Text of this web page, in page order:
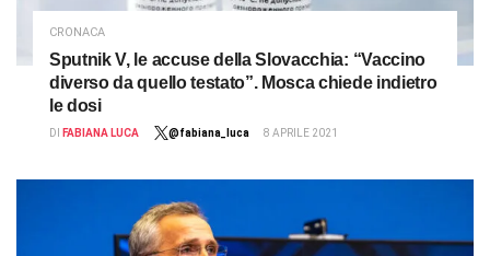
CRONACA
Sputnik V, le accuse della Slovacchia: “Vaccino
diverso da quello testato”. Mosca chiede indietro
le dosi
DI FABIANA LUCA @fabiana_luca 8 APRILE 2021